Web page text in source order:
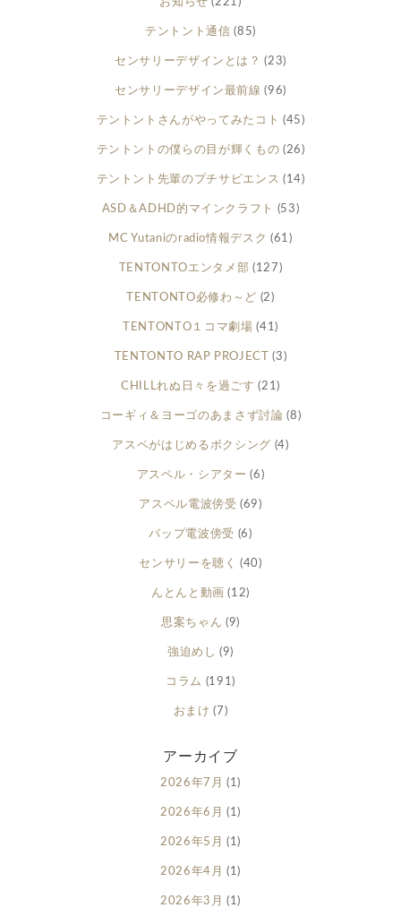
お知らせ (221)
テントント通信 (85)
センサリーデザインとは？ (23)
センサリーデザイン最前線 (96)
テントントさんがやってみたコト (45)
テントントの僕らの目が輝くもの (26)
テントント先輩のプチサピエンス (14)
ASD＆ADHD的マインクラフト (53)
MC Yutaniのradio情報デスク (61)
TENTONTOエンタメ部 (127)
TENTONTO必修わ～ど (2)
TENTONTO１コマ劇場 (41)
TENTONTO RAP PROJECT (3)
CHILLれぬ日々を過ごす (21)
コーギィ＆ヨーゴのあまさず討論 (8)
アスペがはじめるボクシング (4)
アスペル・シアター (6)
アスペル電波傍受 (69)
バップ電波傍受 (6)
センサリーを聴く (40)
んとんと動画 (12)
思案ちゃん (9)
強迫めし (9)
コラム (191)
おまけ (7)
アーカイブ
2026年7月 (1)
2026年6月 (1)
2026年5月 (1)
2026年4月 (1)
2026年3月 (1)